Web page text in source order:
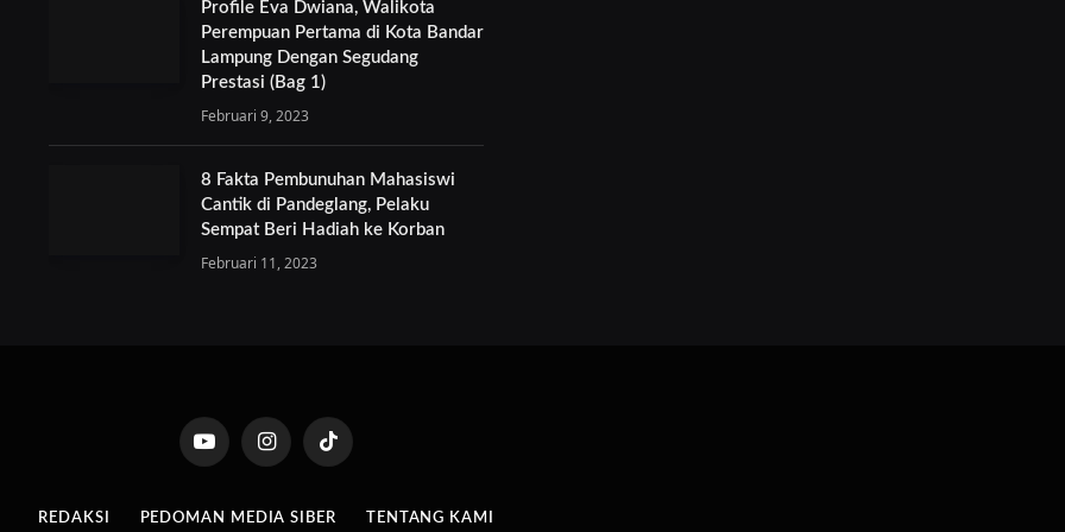
Profile Eva Dwiana, Walikota
Perempuan Pertama di Kota Bandar
Lampung Dengan Segudang
Prestasi (Bag 1)
Februari 9, 2023
8 Fakta Pembunuhan Mahasiswi
Cantik di Pandeglang, Pelaku
Sempat Beri Hadiah ke Korban
Februari 11, 2023
YouTube InstagramTikTok
REDAKSI PEDOMAN MEDIA SIBER TENTANG KAMI